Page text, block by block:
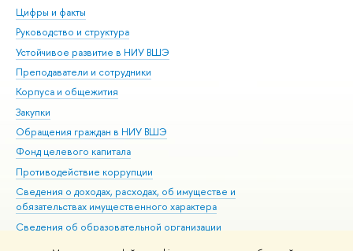
Цифры и факты
Руководство и структура
Устойчивое развитие в НИУ ВШЭ
Преподаватели и сотрудники
Корпуса и общежития
Закупки
Обращения граждан в НИУ ВШЭ
Фонд целевого капитала
Противодействие коррупции
Сведения о доходах, расходах, об имуществе и
обязательствах имущественного характера
Сведения об образовательной организации
Людям с ограниченными возможностями здоровья